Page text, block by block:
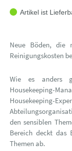
Artikel ist
Neue Böden, die
Reinigungskosten
Wie es anders
Housekeeping-
Housekeeping-
den sensiblen
Bereich deckt das
Themen ab.